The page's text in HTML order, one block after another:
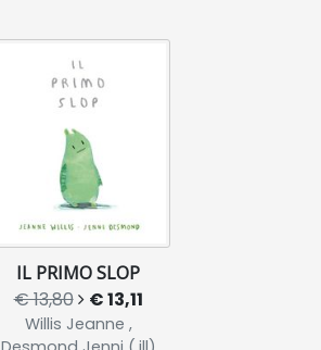
IL PRIMO SLOP
€ 13,80 € 13,11
Willis Jeanne ,